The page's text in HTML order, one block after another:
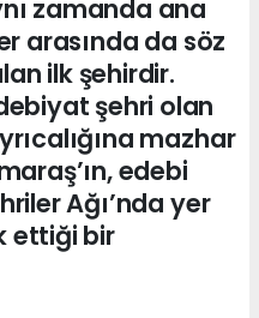
zamanda ana
arasında da söz
ilk şehirdir.
şehri olan
mazhar
edebi
Ağı’nda yer
ettiği bir